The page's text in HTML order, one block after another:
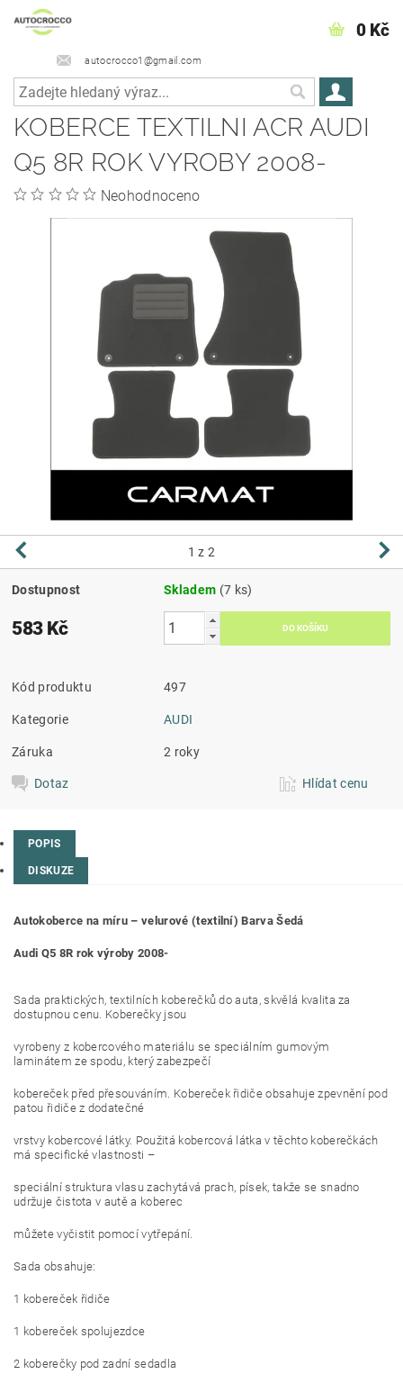
autocrocco1@gmail.com
0 Kč
KOBERCE TEXTILNI­ ACR AUDI
Q5 8R ROK VYROBY 2008-
Neohodnoceno
1 z 2
Dostupnost Skladem (7 ks)
583 Kč
Kód produktu 497
Kategorie AUDI
Záruka 2 roky
Dotaz Hlídat cenu
POPIS
DISKUZE
Autokoberce na míru – velurové (textilní) Barva Šedá
Audi Q5 8R rok výroby 2008-
Sada praktických, textilních koberečků do auta, skvělá kvalita za
dostupnou cenu. Koberečky jsou
vyrobeny z kobercového materiálu se speciálním gumovým
laminátem ze spodu, který zabezpečí
kobereček před přesouváním. Kobereček řidiče obsahuje zpevnění pod
patou řidiče z dodatečné
vrstvy kobercové látky. Použitá kobercová látka v těchto koberečkách
má specifické vlastnosti –
speciální struktura vlasu zachytává prach, písek, takže se snadno
udržuje čistota v autě a koberec
můžete vyčistit pomocí vytřepání.
Sada obsahuje:
1 kobereček řidiče
1 kobereček spolujezdce
2 koberečky pod zadní sedadla